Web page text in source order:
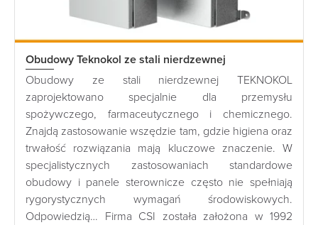
Obudowy Teknokol ze stali nierdzewnej
Obudowy ze stali nierdzewnej TEKNOKOL
zaprojektowano specjalnie dla przemysłu
spożywczego, farmaceutycznego i chemicznego.
Znajdą zastosowanie wszędzie tam, gdzie higiena oraz
trwałość rozwiązania mają kluczowe znaczenie. W
specjalistycznych zastosowaniach standardowe
obudowy i panele sterownicze często nie spełniają
rygorystycznych wymagań środowiskowych.
Odpowiedzią… Firma CSI została założona w 1992